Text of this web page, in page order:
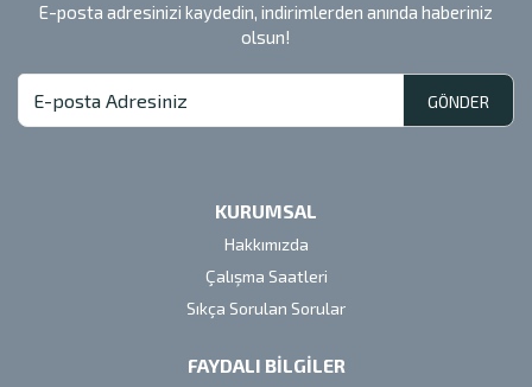
E-posta adresinizi kaydedin, indirimlerden anında haberiniz
olsun!
GÖNDER
KURUMSAL
Hakkımızda
Çalışma Saatleri
Sıkça Sorulan Sorular
FAYDALI BİLGİLER